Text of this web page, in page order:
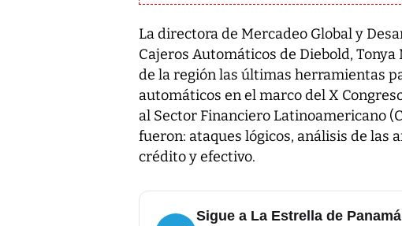
La directora de Mercadeo Global y
Cajeros Automáticos de Diebold,
de la región las últimas herramientas
automáticos en el marco del X
al Sector Financiero Latinoamericano
fueron: ataques lógicos, análisis de las
crédito y efectivo.
Sigue a La Estrella de